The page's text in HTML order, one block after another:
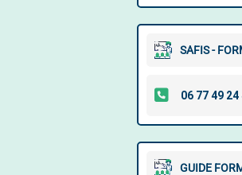
SAFIS -
GUIDE